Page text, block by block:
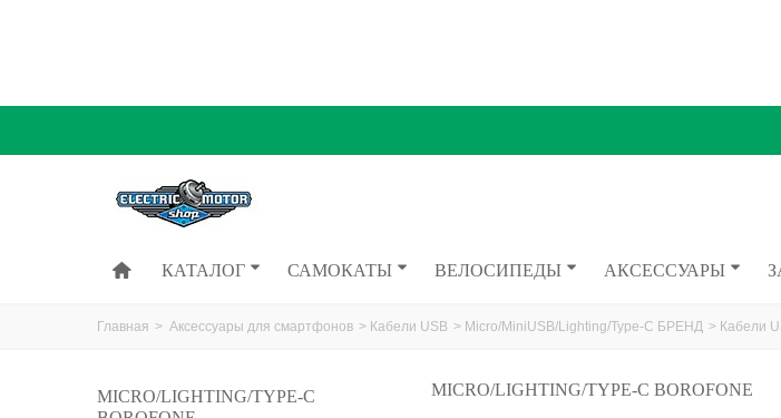
КАТАЛОГ САМОКАТЫ ВЕЛОСИПЕДЫ АКСЕССУАРЫ
Главная > Аксессуары для смартфонов > Кабели USB > Micro/MiniUSB/Lighting/Type-C БРЕНД > Кабели
MICRO/LIGHTING/TYPE-C
MICRO/LIGHTING/TYPE-C BOROFONE